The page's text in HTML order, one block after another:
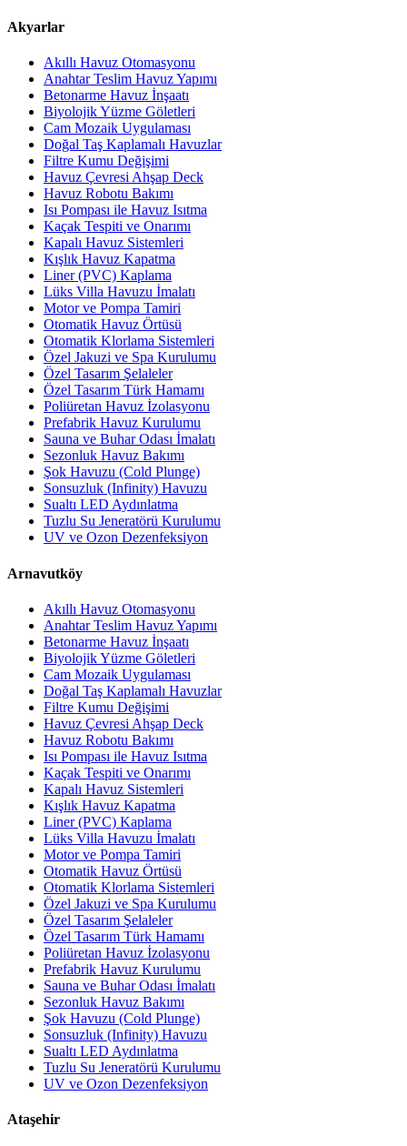
Akyarlar
Akıllı Havuz Otomasyonu
Anahtar Teslim Havuz Yapımı
Betonarme Havuz İnşaatı
Biyolojik Yüzme Göletleri
Cam Mozaik Uygulaması
Doğal Taş Kaplamalı Havuzlar
Filtre Kumu Değişimi
Havuz Çevresi Ahşap Deck
Havuz Robotu Bakımı
Isı Pompası ile Havuz Isıtma
Kaçak Tespiti ve Onarımı
Kapalı Havuz Sistemleri
Kışlık Havuz Kapatma
Liner (PVC) Kaplama
Lüks Villa Havuzu İmalatı
Motor ve Pompa Tamiri
Otomatik Havuz Örtüsü
Otomatik Klorlama Sistemleri
Özel Jakuzi ve Spa Kurulumu
Özel Tasarım Şelaleler
Özel Tasarım Türk Hamamı
Poliüretan Havuz İzolasyonu
Prefabrik Havuz Kurulumu
Sauna ve Buhar Odası İmalatı
Sezonluk Havuz Bakımı
Şok Havuzu (Cold Plunge)
Sonsuzluk (Infinity) Havuzu
Sualtı LED Aydınlatma
Tuzlu Su Jeneratörü Kurulumu
UV ve Ozon Dezenfeksiyon
Arnavutköy
Akıllı Havuz Otomasyonu
Anahtar Teslim Havuz Yapımı
Betonarme Havuz İnşaatı
Biyolojik Yüzme Göletleri
Cam Mozaik Uygulaması
Doğal Taş Kaplamalı Havuzlar
Filtre Kumu Değişimi
Havuz Çevresi Ahşap Deck
Havuz Robotu Bakımı
Isı Pompası ile Havuz Isıtma
Kaçak Tespiti ve Onarımı
Kapalı Havuz Sistemleri
Kışlık Havuz Kapatma
Liner (PVC) Kaplama
Lüks Villa Havuzu İmalatı
Motor ve Pompa Tamiri
Otomatik Havuz Örtüsü
Otomatik Klorlama Sistemleri
Özel Jakuzi ve Spa Kurulumu
Özel Tasarım Şelaleler
Özel Tasarım Türk Hamamı
Poliüretan Havuz İzolasyonu
Prefabrik Havuz Kurulumu
Sauna ve Buhar Odası İmalatı
Sezonluk Havuz Bakımı
Şok Havuzu (Cold Plunge)
Sonsuzluk (Infinity) Havuzu
Sualtı LED Aydınlatma
Tuzlu Su Jeneratörü Kurulumu
UV ve Ozon Dezenfeksiyon
Ataşehir